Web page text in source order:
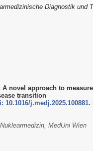
Diagnostik und
novel approach to measure
transition
10.1016/
MedUni Wien